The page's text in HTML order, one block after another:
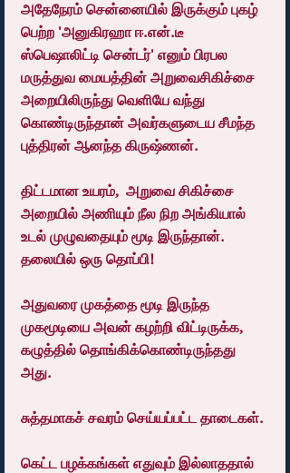
அதேநேரம் சென்னையில் இருக்கும் புகழ்
பெற்ற 'அனுகிரஹா ஈ.என்.டீ
ஸ்பெஷாலிட்டி சென்டர்' எனும் பிரபல
மருத்துவ மையத்தின் அறுவைசிகிச்சை
அறையிலிருந்து வெளியே வந்து
கொண்டிருந்தான் அவர்களுடைய சீமந்த
புத்திரன் ஆனந்த கிருஷ்ணன்.
திட்டமான உயரம்,  அறுவை சிகிச்சை
அறையில் அணியும் நீல நிற அங்கியால்
உடல் முழுவதையும் மூடி இருந்தான்.
தலையில் ஒரு தொப்பி!
அதுவரை முகத்தை மூடி இருந்த
முகமூடியை அவன் கழற்றி விட்டிருக்க,
கழுத்தில் தொங்கிக்கொண்டிருந்தது
அது.
சுத்தமாகச் சவரம் செய்யப்பட்ட தாடைகள்.
கெட்ட பழக்கங்கள் எதுவும் இல்லாததால்